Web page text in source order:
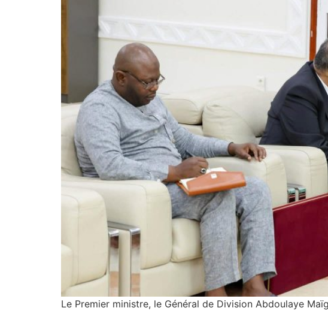
Le Premier ministre, le Général de Division Abdoulaye